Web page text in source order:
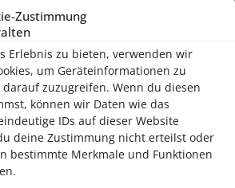
Zustimmung
Erlebnis zu bieten, verwenden wir
um Geräteinformationen zu
zuzugreifen. Wenn du diesen
können wir Daten wie das
IDs auf dieser Website
deine Zustimmung nicht erteilst oder
bestimmte Merkmale und Funktionen
begeistern neben
auch
Haushalte, da dieser
robuste, hochwertige und
Produkte herstellt. Bei
kann man sicher sein, das
Produkt erwirbt,
hohen Anforderungen